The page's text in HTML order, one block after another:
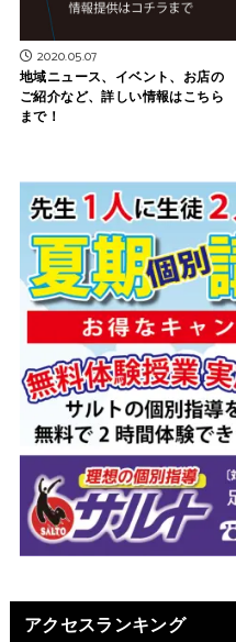
2020.05.07
地域ニュース、イベント、お店の
ご紹介など、詳しい情報はこちら
まで！
アクセスランキング